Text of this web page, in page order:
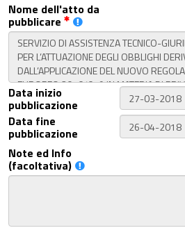
Nome dell'atto da
pubblicare
Data inizio
pubblicazione
Data fine
pubblicazione
Note ed Info
(facoltativa)